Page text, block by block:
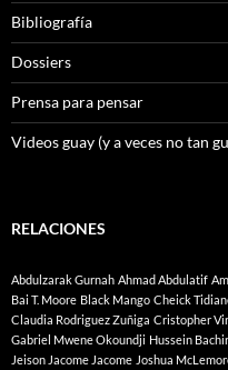
Bibliografía
Dossiers
Prensa para pensar
Videos guay (y a veces no tan
RELACIONES
Abdulzarak Gurnah Ahmad Abdulatif
Bai T. Moore Black Mango Cheick
Claudia Rodriguez Zuñiga Cristopher
Gabriel Mwene Okoundji Hussein
Jeison Jacome Jacome Joshua